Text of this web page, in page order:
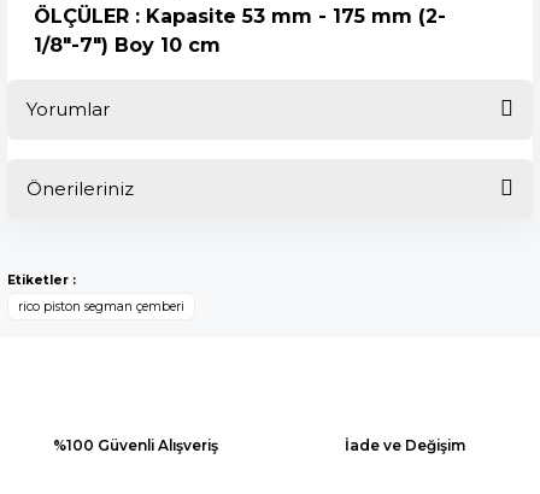
ÖLÇÜLER : Kapasite 53 mm - 175 mm (2-
1/8"-7") Boy 10 cm
Yorumlar
Önerileriniz
kullanarak tarafımıza iletebilirsiniz.
Görüş ve önerileriniz için teşekkür ederiz.
Ürün bilgilerinde hatalar bulunuyor.
Etiketler :
rico piston segman çemberi
%100 Güvenli Alışveriş İade ve Değişim